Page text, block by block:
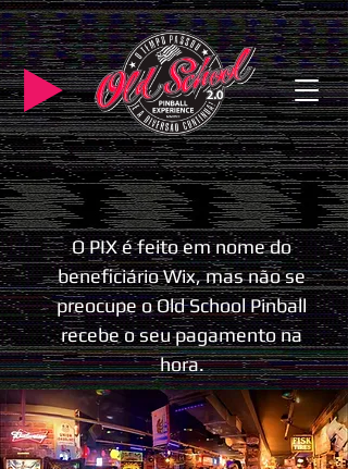
O PIX é feito em nome do
beneficiário Wix, mas não se
preocupe o Old School Pinball
recebe o seu pagamento na
hora.